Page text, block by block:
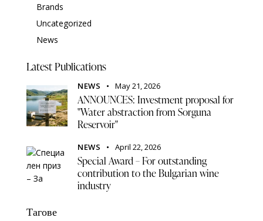
Brands
Uncategorized
News
Latest Publications
NEWS May 21, 2026
ANNOUNCES: Investment proposal for
"Water abstraction from Sorguna
Reservoir"
NEWS April 22, 2026
Special Award – For outstanding
contribution to the Bulgarian wine
industry
Тагове